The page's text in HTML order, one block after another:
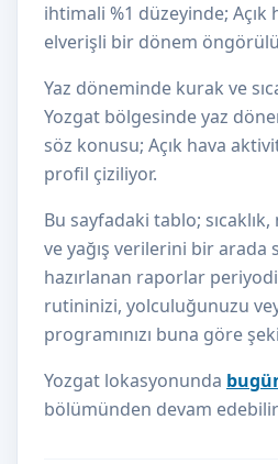
ihtimali %1 düzeyinde; Açık
elverişli bir dönem
Yaz döneminde kurak ve
Yozgat bölgesinde yaz
söz konusu; Açık hava
profil çiziliyor.
Bu sayfadaki tablo;
ve yağış verilerini bir arada
hazırlanan raporlar
rutininizi, yolculuğunuzu
programınızı buna göre
Yozgat lokasyonunda
bölümünden devam